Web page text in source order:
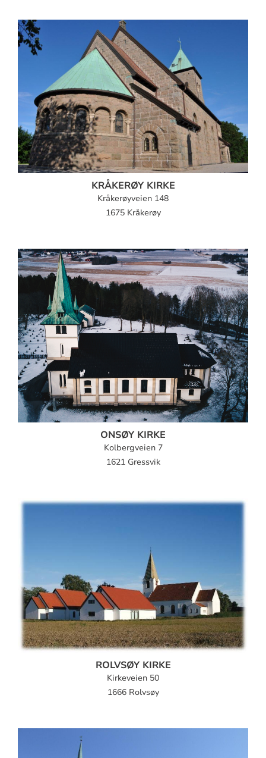
KRÅKERØY KIRKE
Kråkerøyveien 148
1675 Kråkerøy
ONSØY KIRKE
Kolbergveien 7
1621 Gressvik
ROLVSØY KIRKE
Kirkeveien 50
1666 Rolvsøy